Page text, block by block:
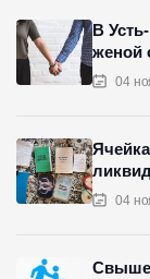
04
В
женой
04
Свыше